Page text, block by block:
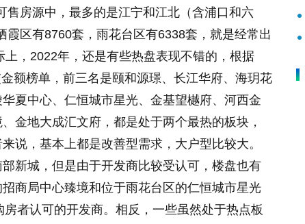
售房源中，最多的是江宁和江北（含浦口和六
区有8760套，雨花台区有6338套，就是经常出
，2022年，还是有些热盘表现不错的，根据
额榜单，前三名是颐和源璟、长江华府、海玥花
夏中心、仁恒城市星光、金基望樾府、河西金
金地大成汇文府，都是处于两个最热的板块，
说，基本上都是改善型需求，大户型比较大。
新城，但是由于开发商比较受认可，楼盘也有
商局中心臻境和位于雨花台区的仁恒城市星光
者认可的开发商。相反，一些虽然处于热点板